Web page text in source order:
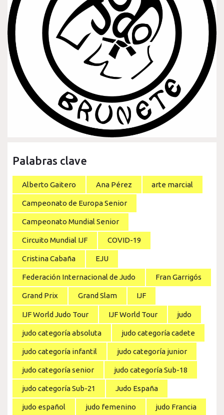
Palabras clave
Alberto Gaitero Ana Pérez arte marcial
Campeonato de Europa Senior
Campeonato Mundial Senior
Circuito Mundial IJF COVID-19
Cristina Cabaña EJU
Federación Internacional de Judo Fran Garrigós
Grand Prix Grand Slam IJF
IJF World Judo Tour IJF World Tour judo
judo categoría absoluta judo categoría cadete
judo categoría infantil judo categoría junior
judo categoría senior judo categoría Sub-18
judo categoría Sub-21 Judo España
judo español judo femenino judo Francia